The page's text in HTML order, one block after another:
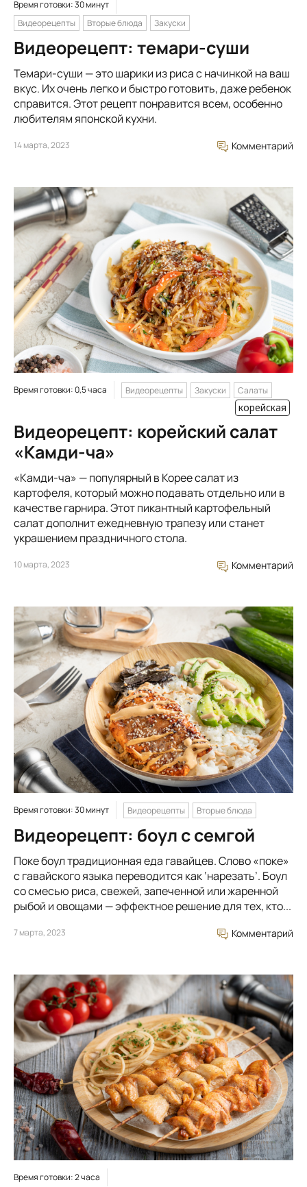
Время готовки: 30 минут
Видеорецепты
Вторые блюда Закуски
Видеорецепт: темари-суши
Темари-суши — это шарики из риса с начинкой на ваш
вкус. Их очень легко и быстро готовить, даже ребенок
справится. Этот рецепт понравится всем, особенно
любителям японской кухни.
14 марта, 2023 Комментарий
Время готовки: 0,5 часа Видеорецепты Закуски Салаты
корейская
Видеорецепт: корейский салат
«Камди-ча»
«Камди-ча» — популярный в Корее салат из
картофеля, который можно подавать отдельно или в
качестве гарнира. Этот пикантный картофельный
салат дополнит ежедневную трапезу или станет
украшением праздничного стола.
10 марта, 2023 Комментарий
Время готовки: 30 минут Видеорецепты Вторые блюда
Видеорецепт: боул с семгой
Поке боул традиционная еда гавайцев. Слово «поке»
с гавайского языка переводится как ‘нарезать’. Боул
со смесью риса, свежей, запеченной или жаренной
рыбой и овощами — эффектное решение для тех, кто...
7 марта, 2023 Комментарий
Время готовки: 2 часа